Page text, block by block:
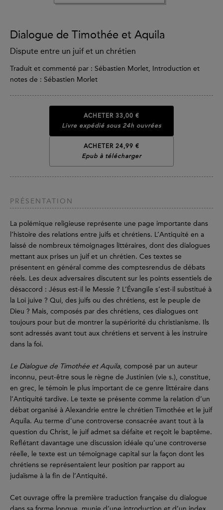
Dialogue de Timothée et Aquila
Dispute entre un juif et un chrétien
Traduit et commenté par : Sébastien Morlet, Introduction et
notes de : Sébastien Morlet
ACHETER 33,00 €
Livre expédié sous 24h ouvrées
ACHETER 24,99 €
Epub à télécharger
PRÉSENTATION
La polémique religieuse représente une page importante dans
l’histoire des relations entre juifs et chrétiens. L’Antiquité en a
laissé de nombreux témoignages littéraires, dont des dialogues
mettant aux prises un juif et un chrétien. Ces textes se
présentent en général comme des comptesrendus de débats
réels. Les deux adversaires discutent sur les points essentiels de
désaccord : Jésus est-il le Messie ? L’Évangile s’est-il substitué à
la Loi juive ? Qui, des juifs ou des chrétiens, est le peuple de
Dieu ? Mais, composés par des chrétiens, ces dialogues ont
toujours pour but de montrer la supériorité du christianisme. Ils
sont adressés avant tout aux chrétiens et servent à les instruire
dans la foi.
Le Dialogue de Timothée et Aquila, composé par un auteur
inconnu, peut-être sous le règne de Justinien (vie s.), constitue,
en grec, le témoin le plus important de ce genre littéraire dans
l’Antiquité tardive. Le texte se présente comme la relation d’un
débat organisé à Alexandrie entre le chrétien Timothée et le juif
Aquila. Au terme d’une controverse consacrée avant tout à la
question du Christ, le juif admet sa défaite et reçoit le baptême.
Reflétant davantage une discussion idéale qu’une controverse
réelle, le texte est un témoignage capital sur la façon dont les
chrétiens se représentaient leur position par rapport au
judaïsme à la fin de l’Antiquité.
Cet ouvrage offre la première traduction française du dialogue